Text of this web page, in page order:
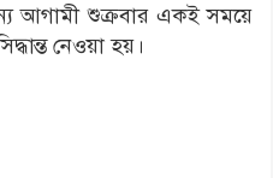
আগামী শুক্রবার একই সময়ে
নেওয়া হয়।